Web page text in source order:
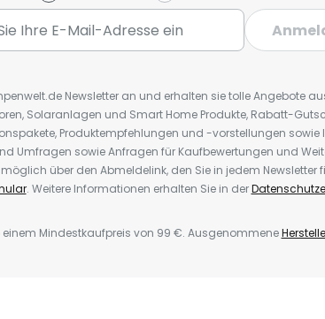
Newsletter an und erhalten sie tolle Angebote
Solaranlagen und Smart Home Produkte, Rabatt-
Produktempfehlungen und -vorstellungen
Umfragen sowie Anfragen für Kaufbewertungen und
über den Abmeldelink, den Sie in jedem Newsletter
. Weitere Informationen erhalten Sie in der
einem Mindestkaufpreis von 99 €. Ausgenommene